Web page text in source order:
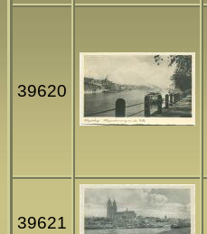
39620
39621